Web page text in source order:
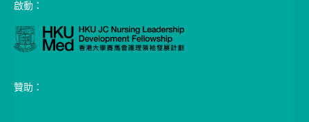
啟動：
贊助：